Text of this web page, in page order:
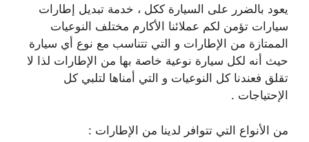
يعود بالضرر على السيارة ككل ، خدمة تبديل إطارات
سيارات تؤمن لكم عملائنا الأكارم مختلف النوعيات
الممتازة من الإطارات و التي تتناسب مع نوع أي سيارة
حيث أنه لكل سيارة نوعية خاصة بها من الإطارات لذا لا
تقلق فعندنا كل النوعيات و التي أمناها لتلبي كل
الإحتياجات .
من الأنواع التي تتوافر لدينا من الإطارات :